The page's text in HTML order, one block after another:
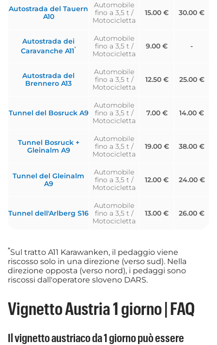
Autostrada del Tauern
A10
Automobile
fino a 3,5 t /
Motocicletta
15.00 € 30.00 €
Autostrada dei
Caravanche A11*
Automobile
fino a 3,5 t /
Motocicletta
9.00 € -
Autostrada del
Brennero A13
Automobile
fino a 3,5 t /
Motocicletta
12.50 € 25.00 €
Tunnel del Bosruck A9
Automobile
fino a 3,5 t /
Motocicletta
7.00 € 14.00 €
Tunnel Bosruck +
Gleinalm A9
Automobile
fino a 3,5 t /
Motocicletta
19.00 € 38.00 €
Tunnel del Gleinalm
A9
Automobile
fino a 3,5 t /
Motocicletta
12.00 € 24.00 €
Tunnel dell'Arlberg S16
Automobile
fino a 3,5 t /
Motocicletta
13.00 € 26.00 €
*Sul tratto A11 Karawanken, il pedaggio viene
riscosso solo in una direzione (verso sud). Nella
direzione opposta (verso nord), i pedaggi sono
riscossi dall'operatore sloveno DARS.
Vignetto Austria 1 giorno | FAQ
Il vignetto austriaco da 1 giorno può essere